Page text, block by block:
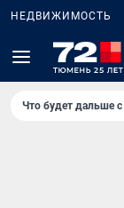
НЕДВИЖИМОСТЬ
Что будет дальше